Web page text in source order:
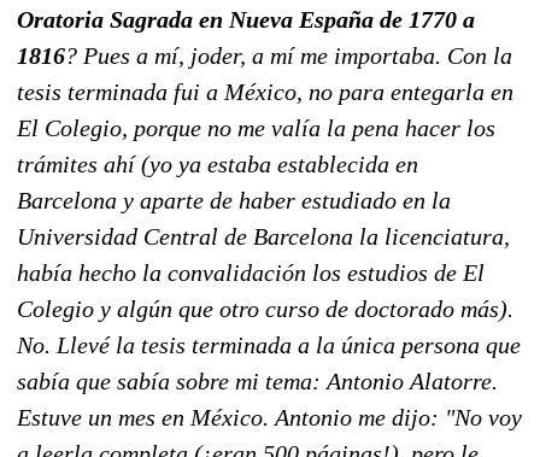
Oratoria Sagrada en Nueva España de 1770 a
1816? Pues a mí, joder, a mí me importaba. Con la
tesis terminada fui a México, no para entegarla en
El Colegio, porque no me valía la pena hacer los
trámites ahí (yo ya estaba establecida en
Barcelona y aparte de haber estudiado en la
Universidad Central de Barcelona la licenciatura,
había hecho la convalidación los estudios de El
Colegio y algún que otro curso de doctorado más).
No. Llevé la tesis terminada a la única persona que
sabía que sabía sobre mi tema: Antonio Alatorre.
Estuve un mes en México. Antonio me dijo: "No voy